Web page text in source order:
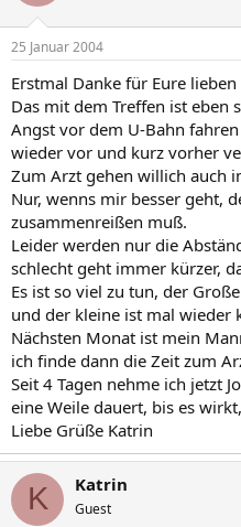
25 Januar 2004
Erstmal Danke für Eure
Das mit dem Treffen ist eben
Angst vor dem U-Bahn
wieder vor und kurz vorher
Zum Arzt gehen willich auch
Nur, wenns mir besser geht,
zusammenreißen muß.
Leider werden nur die
schlecht geht immer kürzer,
Es ist so viel zu tun, der
und der kleine ist mal wieder
Nächsten Monat ist mein
ich finde dann die Zeit zum
Seit 4 Tagen nehme ich jetzt
eine Weile dauert, bis es
Liebe Grüße Katrin
K Katrin
Guest